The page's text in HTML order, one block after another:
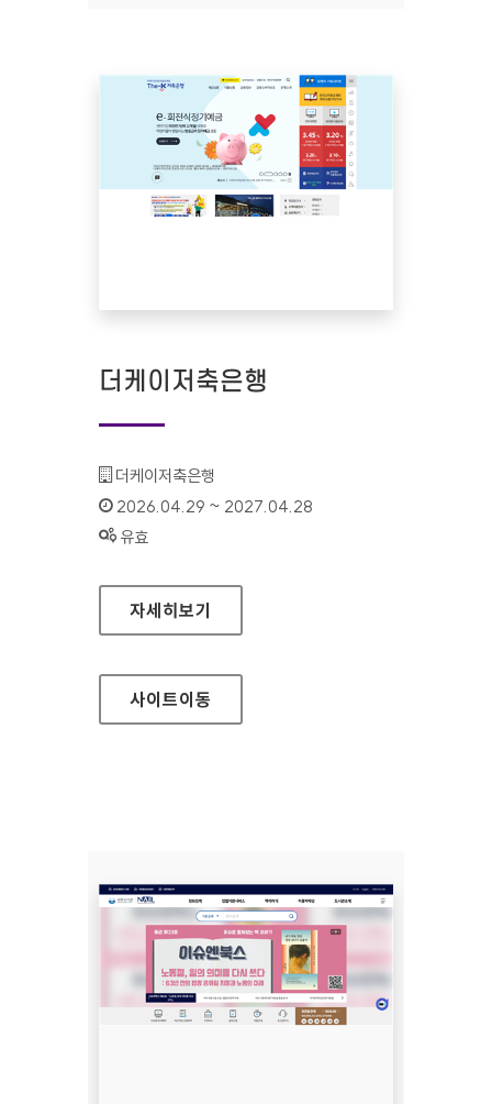
더케이저축은행
기관명 :
더케이저축은행
인증기간 :
2026.04.29 ~ 2027.04.28
상태 :
유효
더케이저축은행
자세히보기
사이트이동